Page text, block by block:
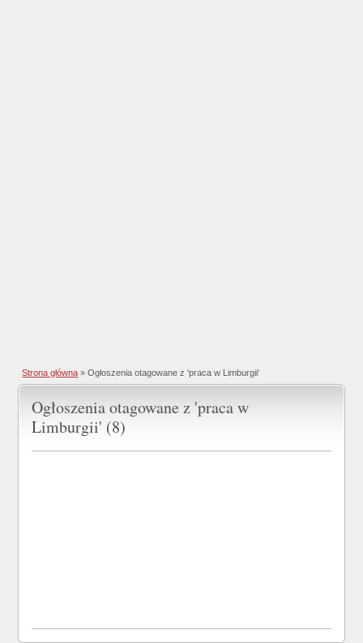
Strona główna »Ogłoszenia otagowane z 'praca w Limburgii'
Ogłoszenia otagowane z 'praca w
Limburgii' (8)